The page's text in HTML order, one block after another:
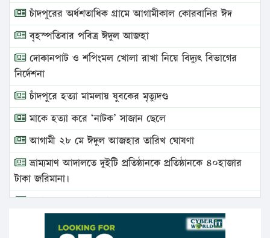
চাঁদপুরের অর্ধশতাধিক গ্রামে আগামীকাল কোরবানির ঈদ
বৃহস্পতিবার পবিত্র ঈদুল আজহা
দোকানপাট ও শপিংমল খোলা রাখা নিয়ে বিদ্যুৎ বিভাগের
নির্দেশনা
চাঁদপুরে হত্যা মামলায় যুবকের মৃত্যুদণ্ড
মাকে হত্যা করে ‘নাটক’ সাজান ছেলে
আগামী ২৮ মে ঈদুল আজহার তারিখ ঘোষণা
ভ্রাম্যমাণ আদালতে দুইটি প্রতিষ্ঠানকে প্রতিষ্ঠানকে ৪০হাজার
টাকা জরিমানা।
এবার লঞ্চের ভাড়া বাড়ল
১৭ থেকে ২১ শতাংশ বিদ্যুতের দাম বাড়ানোর প্রস্তাব পিডিবির